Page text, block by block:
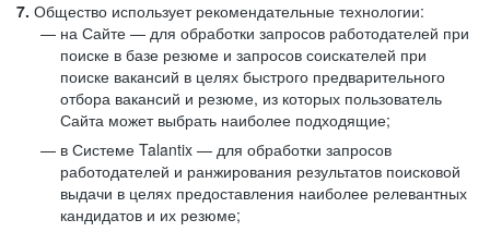
7. Общество использует рекомендательные технологии:
на Сайте — для обработки запросов работодателей при
поиске в базе резюме и запросов соискателей при
поиске вакансий в целях быстрого предварительного
отбора вакансий и резюме, из которых пользователь
Сайта может выбрать наиболее подходящие;
в Системе Talantix — для обработки запросов
работодателей и ранжирования результатов поисковой
выдачи в целях предоставления наиболее релевантных
кандидатов и их резюме;